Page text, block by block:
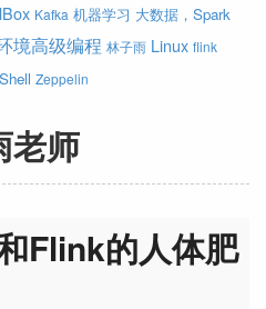
Kafka 机器学习 大数据，Spark
境高级编程 林子雨 Linux flink
Shell Zeppelin
老师
Flink的人体肥